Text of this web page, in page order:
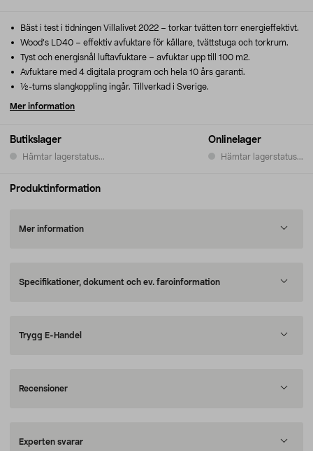
Butikslager
Hämtar lagerstatus...
Onlinelager
Hämtar lagerstatus...
Bäst i test i tidningen Villalivet 2022 – torkar tvätten torr energieffektivt.
Wood’s LD40 – effektiv avfuktare för källare, tvättstuga och torkrum.
Tyst och energisnål luftavfuktare – avfuktar upp till 100 m2.
Avfuktare med 4 digitala program och hela 10 års garanti.
½-tums slangkoppling ingår. Tillverkad i Sverige.
Mer information
Produktinformation
Mer information
Specifikationer, dokument och ev. faroinformation
Trygg E-Handel
Recensioner
Experten svarar